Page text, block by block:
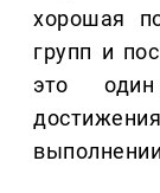
хорошая
групп и
это